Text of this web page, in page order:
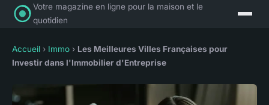
Votre magazine en ligne pour la maison et le
quotidien
Accueil › Immo › Les Meilleures Villes Françaises pour
Investir dans l'Immobilier d'Entreprise